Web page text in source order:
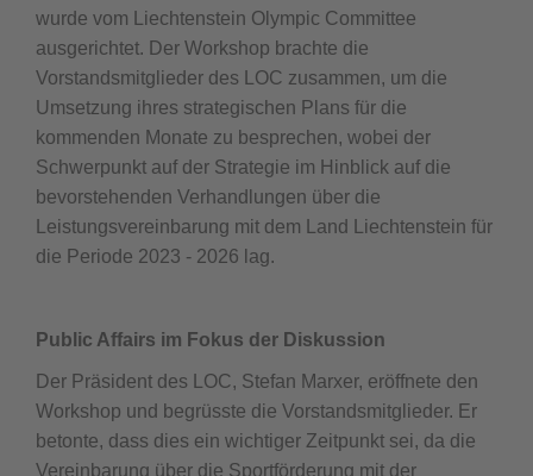
wurde vom Liechtenstein Olympic Committee
ausgerichtet. Der Workshop brachte die
Vorstandsmitglieder des LOC zusammen, um die
Umsetzung ihres strategischen Plans für die
kommenden Monate zu besprechen, wobei der
Schwerpunkt auf der Strategie im Hinblick auf die
bevorstehenden Verhandlungen über die
Leistungsvereinbarung mit dem Land Liechtenstein für
die Periode 2023 - 2026 lag.
Public Affairs im Fokus der Diskussion
Der Präsident des LOC, Stefan Marxer, eröffnete den
Workshop und begrüsste die Vorstandsmitglieder. Er
betonte, dass dies ein wichtiger Zeitpunkt sei, da die
Vereinbarung über die Sportförderung mit der